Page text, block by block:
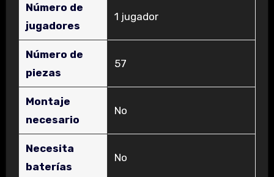
Número de
jugadores
‎1 jugador
Número de
piezas
‎57
Montaje
necesario
‎No
Necesita
baterías
‎No